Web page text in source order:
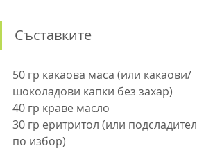
Съставките
50 гр какаова маса (или какаови/
шоколадови капки без захар)
40 гр краве масло
30 гр еритритол (или подсладител
по избор)